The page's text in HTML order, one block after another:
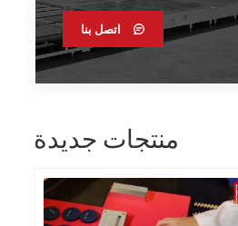
منتجات جديدة